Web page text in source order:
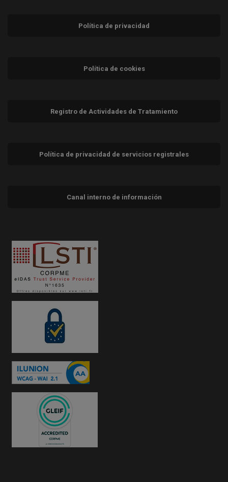
Política de privacidad
Política de cookies
Registro de Actividades de Tratamiento
Política de privacidad de servicios registrales
Canal interno de información